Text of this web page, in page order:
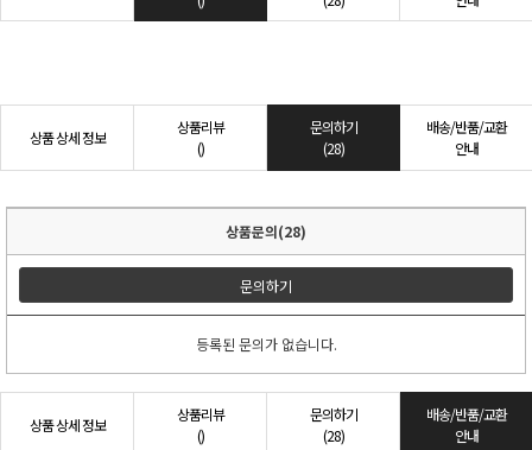
상품 상세 정보
상품리뷰
()
문의하기
(28)
배송/반품/교환
안내
상품문의(28)
문의하기
등록된 문의가 없습니다.
상품 상세 정보
상품리뷰
()
문의하기
(28)
배송/반품/교환
안내